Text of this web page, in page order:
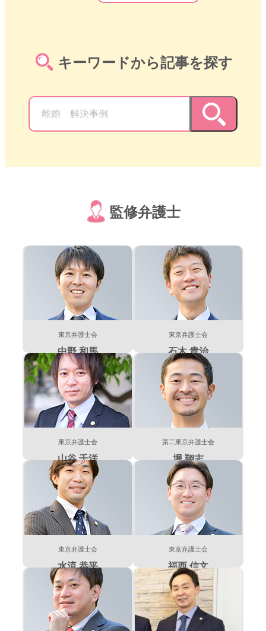
キーワードから記事を探す
監修弁護士
東京弁護士会
中野 和馬
東京弁護士会
石木 貴治
東京弁護士会
山谷 千洋
第二東京弁護士会
堀 翔志
東京弁護士会
水流 恭平
東京弁護士会
福西 信文